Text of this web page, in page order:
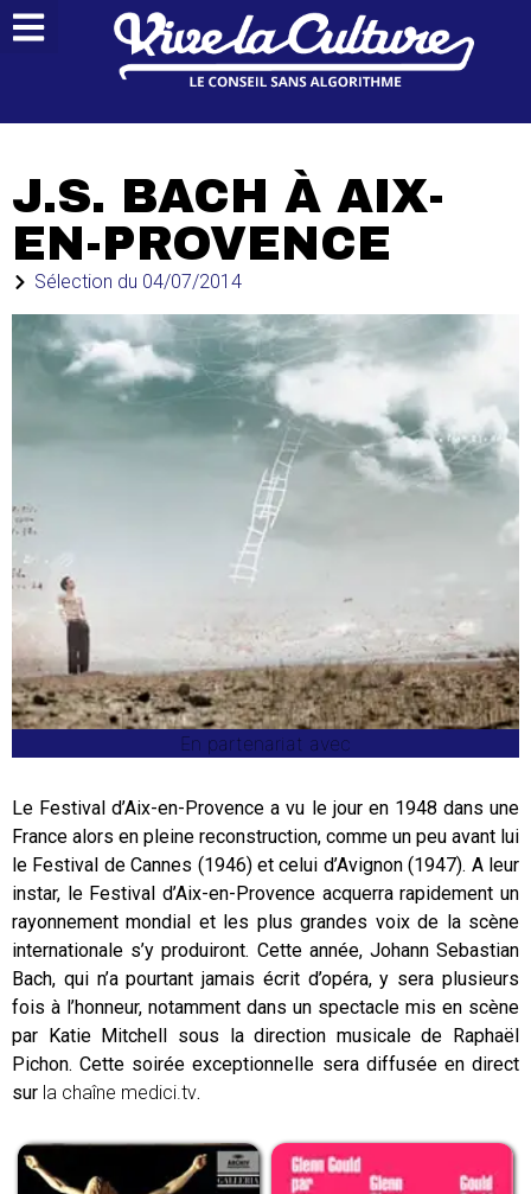
J.S. BACH À AIX-
EN-PROVENCE
Sélection du 04/07/2014
En partenariat avec
Le Festival d’Aix-en-Provence a vu le jour en 1948 dans une
France alors en pleine reconstruction, comme un peu avant lui
le Festival de Cannes (1946) et celui d’Avignon (1947). A leur
instar, le Festival d’Aix-en-Provence acquerra rapidement un
rayonnement mondial et les plus grandes voix de la scène
internationale s’y produiront. Cette année, Johann Sebastian
Bach, qui n’a pourtant jamais écrit d’opéra, y sera plusieurs
fois à l’honneur, notamment dans un spectacle mis en scène
par Katie Mitchell sous la direction musicale de Raphaël
Pichon. Cette soirée exceptionnelle sera diffusée en direct
sur la chaîne medici.tv.